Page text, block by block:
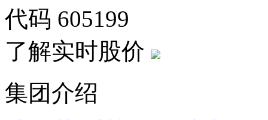
代码 605199
了解实时股价
集团介绍